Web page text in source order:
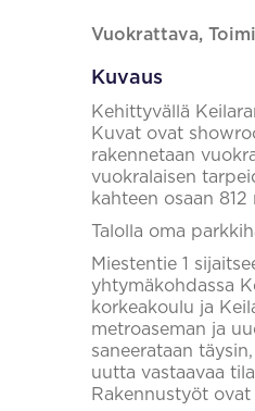
Vuokrattava,
Kuvaus
Kehittyvällä
Kuvat ovat
rakennetaan
vuokralaisen
kahteen osaan
Talolla oma
Miestentie 1
yhtymäkohdassa
korkeakoulu ja
metroaseman ja
saneerataan
uutta vastaavaa
Rakennustyöt